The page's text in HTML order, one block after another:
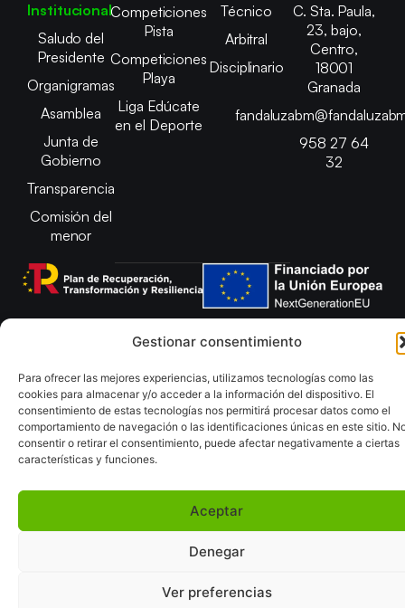
Gestionar consentimiento
Para ofrecer las mejores experiencias, utilizamos tecnologías como las
cookies para almacenar y/o acceder a la información del dispositivo. El
consentimiento de estas tecnologías nos permitirá procesar datos como el
comportamiento de navegación o las identificaciones únicas en este sitio.
consentir o retirar el consentimiento, puede afectar negativamente a ciertas
características y funciones.
Aceptar
Denegar
Ver preferencias
Institucional
Saludo del
Presidente
Organigramas
Asamblea
Junta de
Gobierno
Transparencia
Comisión del
menor
Competiciones
Pista
Competiciones
Playa
Liga Edúcate
en el Deporte
Técnico
Arbitral
Disciplinario
C. Sta. Paula,
23, bajo,
Centro,
18001
Granada
958 27 64
32
Copyright © 2025 Federación Andaluza de Balonmano |
Aviso LegalPolítica de Cookies
Política de Privacidad y cookiesDeclaración de Accesibilidad
Política de ventasMapa del Sitio